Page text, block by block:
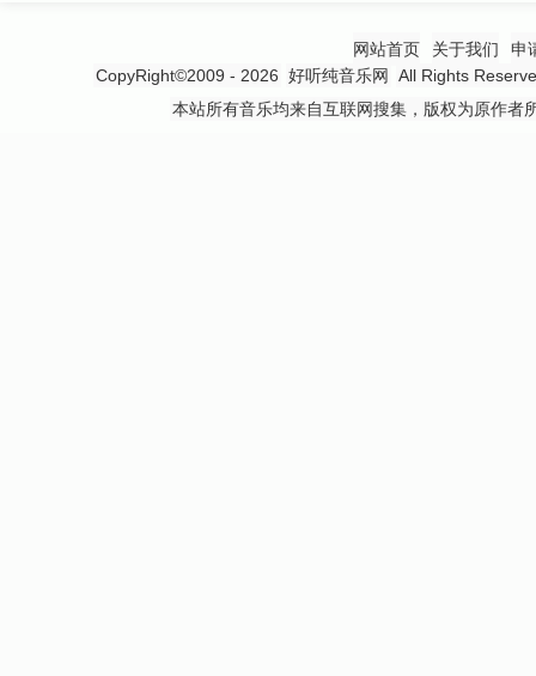
网站首页 关于我们
申
CopyRight©2009 - 2026 好听纯音乐网
All Rights
本站所有音乐均来自互联网搜集，版权为原作者